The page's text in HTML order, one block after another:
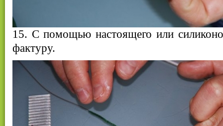
15. С помощью настоящего или
фактуру.